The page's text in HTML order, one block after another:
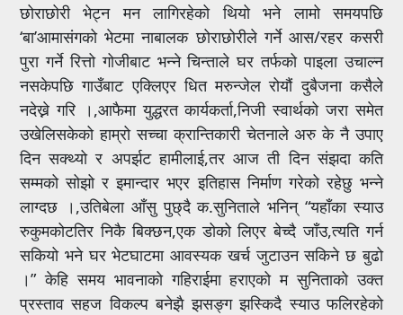
छोराछोरी भेट्न मन लागिरहेको थियो भने लामो समयपछि
‘बा’आमासंगको भेटमा नाबालक छोराछोरीले गर्ने आस/रहर कसरी
पुरा गर्ने रित्तो गोजीबाट भन्ने चिन्ताले घर तर्फको पाइला उचाल्न
नसकेपछि गाउँबाट एक्लिएर धित मरुन्जेल रोयौं दुबैजना कसैले
नदेख्ने गरि ।,आफैमा युद्धरत कार्यकर्ता,निजी स्वार्थको जरा समेत
उखेलिसकेको हाम्रो सच्चा क्रान्तिकारी चेतनाले अरु के नै उपाए
दिन सक्थ्यो र अपर्झट हामीलाई,तर आज ती दिन संझदा कति
सम्मको सोझो र इमान्दार भएर इतिहास निर्माण गरेको रहेछु भन्ने
लाग्दछ ।,उतिबेला आँसु पुछ्दै क.सुनिताले भनिन् “यहाँका स्याउ
रुकुमकोटतिर निकै बिक्छन,एक डोको लिएर बेच्दै जाँउ,त्यति गर्न
सकियो भने घर भेटघाटमा आवस्यक खर्च जुटाउन सकिने छ बुढो
।” केहि समय भावनाको गहिराईमा हराएको म सुनिताको उक्त
प्रस्ताव सहज विकल्प बनेझै झसङ्ग झस्किदै स्याउ फलिरहेको